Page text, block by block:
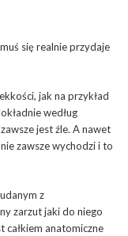
się realnie przydaje
jak na przykład
według
jest źle. A nawet
zawsze wychodzi i to
z
zarzut jaki do niego
całkiem anatomiczne